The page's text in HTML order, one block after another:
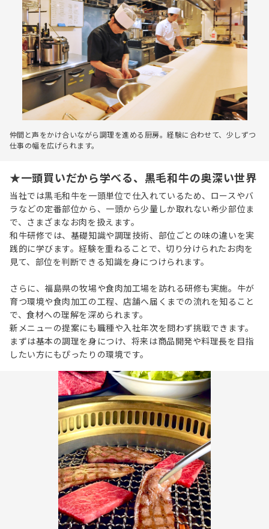
仲間と声をかけ合いながら調理を進める厨房。経験に合わせて、少しずつ
仕事の幅を広げられます。
★一頭買いだから学べる、黒毛和牛の奥深い世界
当社では黒毛和牛を一頭単位で仕入れているため、ロースやバ
ラなどの定番部位から、一頭から少量しか取れない希少部位ま
で、さまざまなお肉を扱えます。
和牛研修では、基礎知識や調理技術、部位ごとの味の違いを実
践的に学びます。経験を重ねることで、切り分けられたお肉を
見て、部位を判断できる知識を身につけられます。
さらに、福島県の牧場や食肉加工場を訪れる研修も実施。牛が
育つ環境や食肉加工の工程、店舗へ届くまでの流れを知ること
で、食材への理解を深められます。
新メニューの提案にも職種や入社年次を問わず挑戦できます。
まずは基本の調理を身につけ、将来は商品開発や料理長を目指
したい方にもぴったりの環境です。